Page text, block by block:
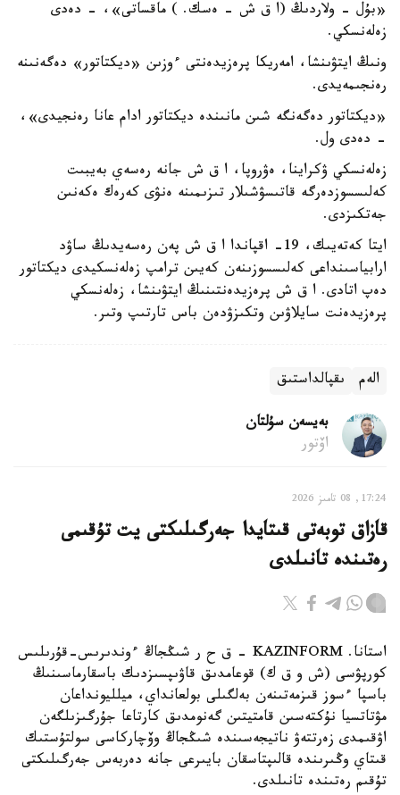
«بۇل - ولاردىڭ (ا ق ش - ەسك. ) ماقساتى»، - دەدى
زەلەنسكي.
ونىڭ ايتۋىنشا، امەريكا پرەزيدەنتى ءوزىن «ديكتاتور» دەگەنىنە
رەنجىمەيدى.
«ديكتاتور دەگەنگە شىن مانىندە ديكتاتور ادام عانا رەنجيدى»،
- دەدى ول.
زەلەنسكي ۋكراينا، ەۋروپا، ا ق ش جانە رەسەي بەيبىت
كەلىسسوزدەرگە قاتىسۋشىلار تىزىمىنە ەنۋى كەرەك ەكەنىن
جەتكىزدى.
ايتا كەتەيىك، 19- اقپاندا ا ق ش پەن رەسەيدىڭ ساۋد
ارابياسىنداعى كەلىسسوزىنەن كەيىن ترامپ زەلەنسكيدى ديكتاتور
دەپ اتادى. ا ق ش پرەزيدەنتىنىڭ ايتۋىنشا، زەلەنسكي
پرەزيدەنت سايلاۋىن وتكىزۋدەن باس تارتىپ وتىر.
الەم ىقپالداستىق
بەيسەن سۇلتان
اۆتور
17:24, 08 تامىز 2026
قازاق توبەتى قىتايدا جەرگىلىكتى يت تۇقىمى
رەتىندە تانىلدى
استانا. KAZINFORM – ق ح ر شىڭجاڭ ءوندىرىس-قۇرىلىس
كورپۋسى (ش و ق ك) قوعامدىق قاۋىپسىزدىك باسقارماسىنىڭ
باسپا ءسوز قىزمەتىنەن بەلگىلى بولعانداي، ميلليونداعان
مۋتاتسيا نۇكتەسىن قامتيتىن گەنومدىق كارتاعا جۇرگىزىلگەن
اۋقىمدى زەرتتەۋ ناتيجەسىندە شىڭجاڭ وۆچاركاسى سولتۇستىك
قىتاي وڭىرىندە قالىپتاسقان بايىرعى جانە دەربەس جەرگىلىكتى
تۇقىم رەتىندە تانىلدى.